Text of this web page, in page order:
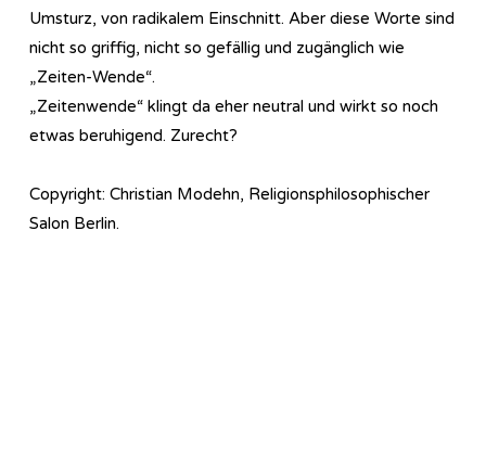
Umsturz, von radikalem Einschnitt. Aber diese Worte sind
nicht so griffig, nicht so gefällig und zugänglich wie
„Zeiten-Wende“.
„Zeitenwende“ klingt da eher neutral und wirkt so noch
etwas beruhigend. Zurecht?
Copyright: Christian Modehn, Religionsphilosophischer
Salon Berlin.